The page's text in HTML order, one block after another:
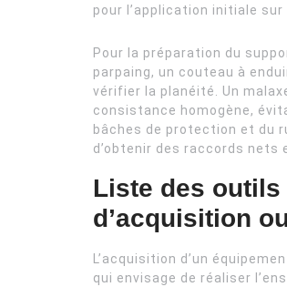
pour l’application initiale
Pour la préparation du
parpaing, un couteau à
vérifier la planéité. Un
consistance homogène,
bâches de protection et du
d’obtenir des raccords
Liste des
d’acquisition
L’acquisition d’un
qui envisage de réaliser